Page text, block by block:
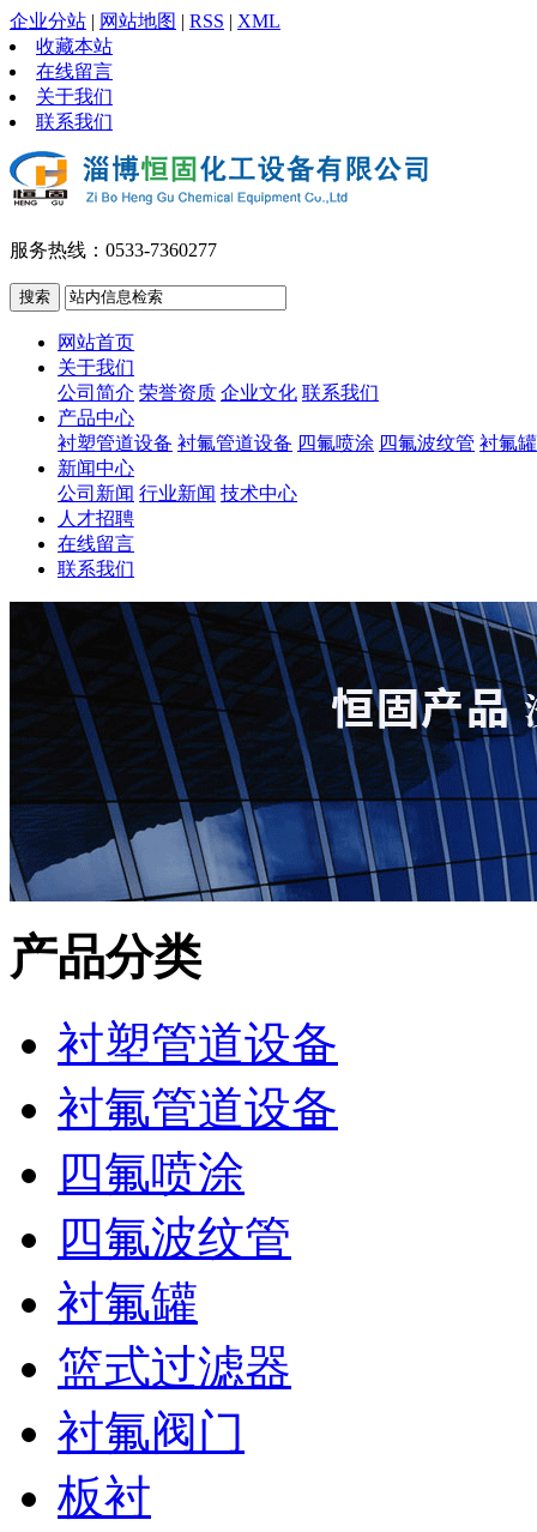
企业分站 | 网站地图 | RSS | XML
收藏本站
在线留言
关于我们
联系我们
服务热线：0533-7360277
网站首页
关于我们
公司简介 荣誉资质 企业文化 联系我们
产品中心
衬塑管道设备 衬氟管道设备 四氟喷涂 四氟波纹管 衬氟罐
新闻中心
公司新闻 行业新闻 技术中心
人才招聘
在线留言
联系我们
产品分类
衬塑管道设备
衬氟管道设备
四氟喷涂
四氟波纹管
衬氟罐
篮式过滤器
衬氟阀门
板衬